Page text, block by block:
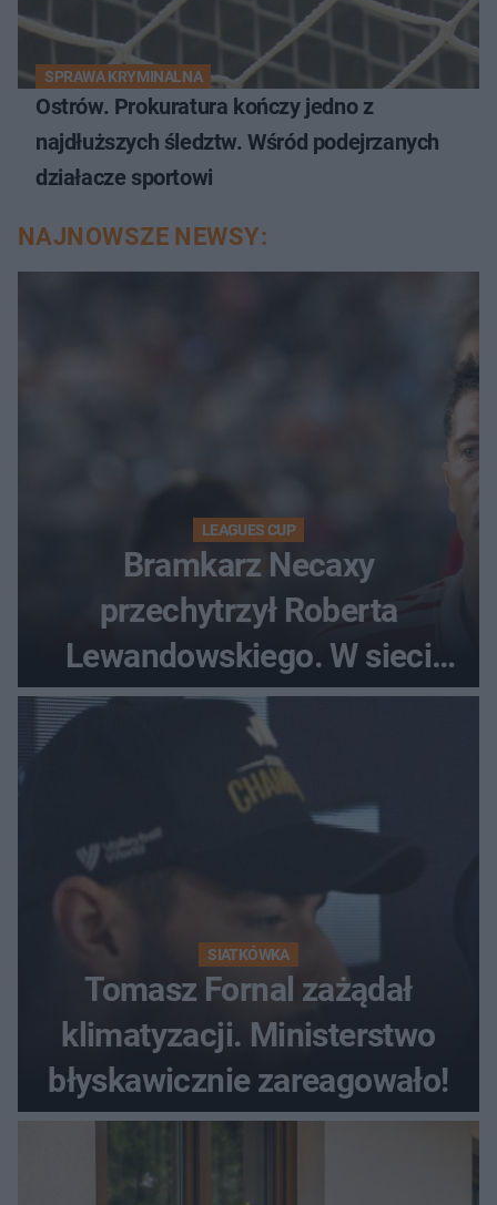
SPRAWA KRYMINALNA
Ostrów. Prokuratura kończy jedno z
najdłuższych śledztw. Wśród podejrzanych
działacze sportowi
NAJNOWSZE NEWSY:
LEAGUES CUP
Bramkarz Necaxy
przechytrzył Roberta
Lewandowskiego. W sieci
krąży wideo z tego pojedynku
SIATKÓWKA
Tomasz Fornal zażądał
klimatyzacji. Ministerstwo
błyskawicznie zareagowało!